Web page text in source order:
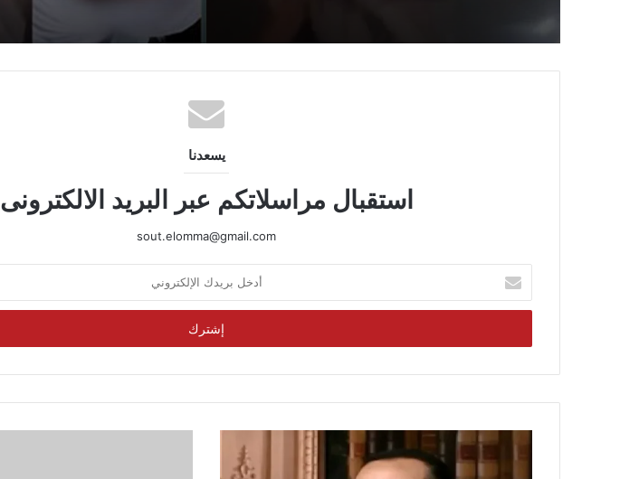
القانونية بحقها
يسعدنا
استقبال مراسلاتكم عبر البريد الالكترونى
sout.elomma@gmail.com
بريدك
الإلكتروني